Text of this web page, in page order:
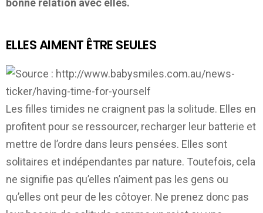
ELLES AIMENT ÊTRE SEULES
Les filles timides ne craignent pas la solitude. Elles en
profitent pour se ressourcer, recharger leur batterie et
mettre de l’ordre dans leurs pensées. Elles sont
solitaires et indépendantes par nature. Toutefois, cela
ne signifie pas qu’elles n’aiment pas les gens ou
qu’elles ont peur de les côtoyer. Ne prenez donc pas